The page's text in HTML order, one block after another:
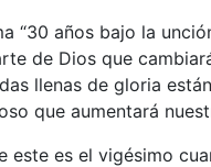
“30 años bajo la
de Dios que
llenas de gloria
que aumentará
este es el vigésimo